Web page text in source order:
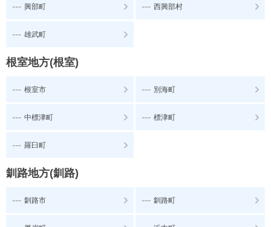
--- 興部町 --- 西興部村
--- 雄武町
根室地方(根室)
--- 根室市 --- 別海町
--- 中標津町 --- 標津町
--- 羅臼町
釧路地方(釧路)
--- 釧路市 --- 釧路町